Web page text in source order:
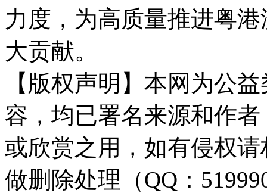
力度，为高质量推进粤
大贡献。
【版权声明】本网为公
容，均已署名来源和作
或欣赏之用，如有侵权
做删除处理（QQ：